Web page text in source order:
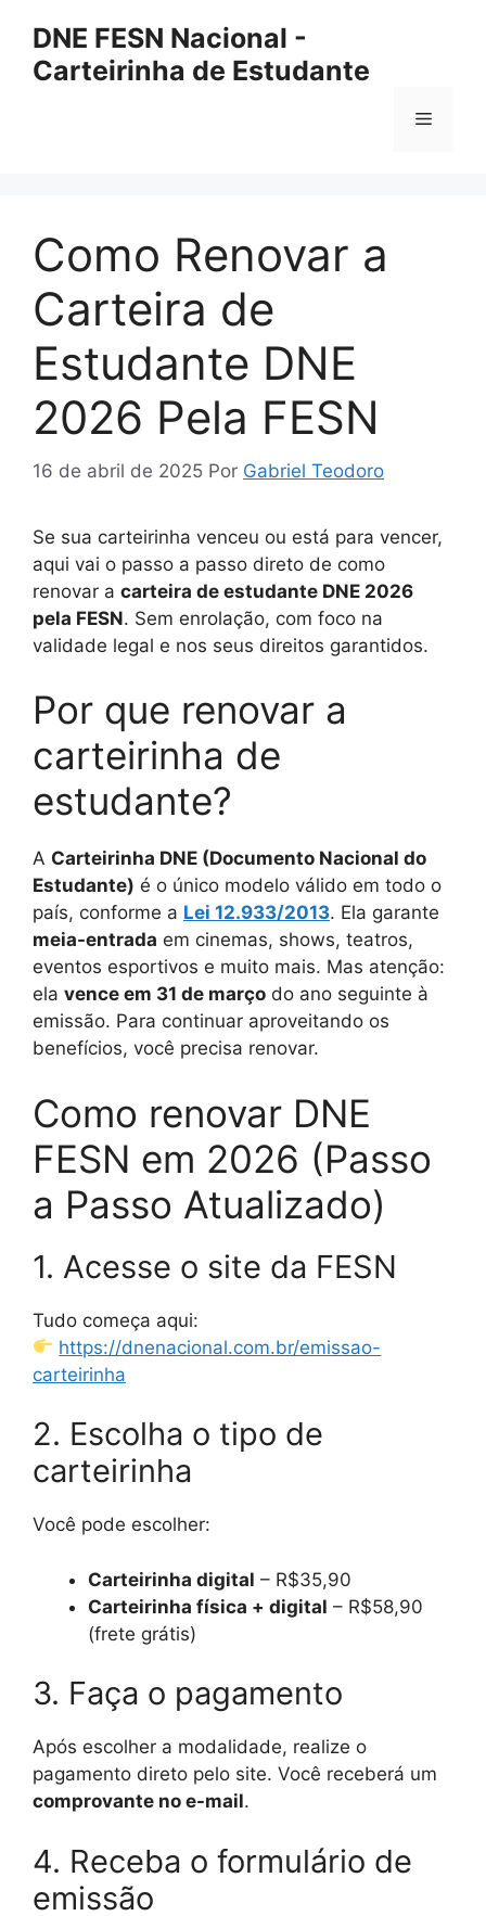
DNE FESN Nacional -
Carteirinha de Estudante
Menu
Como Renovar a
Carteira de
Estudante DNE
2026 Pela FESN
16 de abril de 2025 Por Gabriel Teodoro
Se sua carteirinha venceu ou está para vencer,
aqui vai o passo a passo direto de como
renovar a carteira de estudante DNE 2026
pela FESN. Sem enrolação, com foco na
validade legal e nos seus direitos garantidos.
Por que renovar a
carteirinha de
estudante?
A Carteirinha DNE (Documento Nacional do
Estudante) é o único modelo válido em todo o
país, conforme a Lei 12.933/2013. Ela garante
meia-entrada em cinemas, shows, teatros,
eventos esportivos e muito mais. Mas atenção:
ela vence em 31 de março do ano seguinte à
emissão. Para continuar aproveitando os
benefícios, você precisa renovar.
Como renovar DNE
FESN em 2026 (Passo
a Passo Atualizado)
1. Acesse o site da FESN
Tudo começa aqui:
https://dnenacional.com.br/emissao-
carteirinha
2. Escolha o tipo de
carteirinha
Você pode escolher:
Carteirinha digital – R$35,90
Carteirinha física + digital – R$58,90
(frete grátis)
3. Faça o pagamento
Após escolher a modalidade, realize o
pagamento direto pelo site. Você receberá um
comprovante no e-mail.
4. Receba o formulário de
emissão